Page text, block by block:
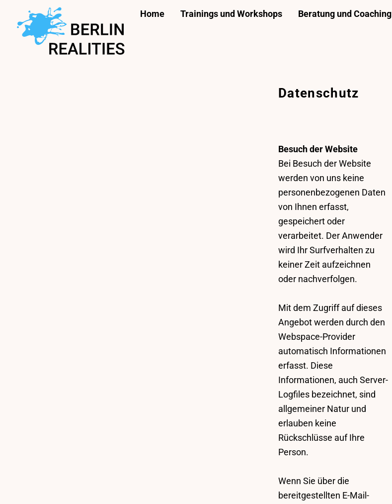
Inhalt
springen
Home Trainings und Workshops Beratung und Coaching
Datenschutz
Besuch der Website
Bei Besuch der Website
werden von uns keine
personenbezogenen Daten
von Ihnen erfasst,
gespeichert oder
verarbeitet. Der Anwender
wird Ihr Surfverhalten zu
keiner Zeit aufzeichnen
oder nachverfolgen.
Mit dem Zugriff auf dieses
Angebot werden durch den
Webspace-Provider
automatisch Informationen
erfasst. Diese
Informationen, auch Server-
Logfiles bezeichnet, sind
allgemeiner Natur und
erlauben keine
Rückschlüsse auf Ihre
Person.
Wenn Sie über die
bereitgestellten E-Mail-